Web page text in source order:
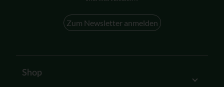
Zum Newsletter anmelden
Shop